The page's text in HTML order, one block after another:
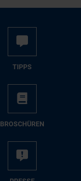
TIPPS
BRO­SCHÜ­REN